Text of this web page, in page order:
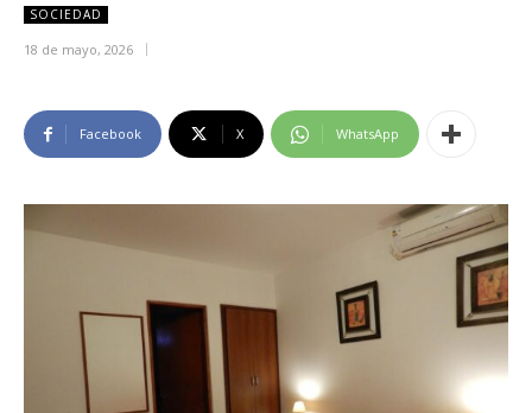
SOCIEDAD
18 de mayo, 2026
Facebook X WhatsApp